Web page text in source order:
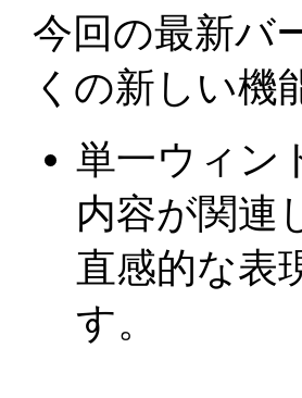
今回の最新バ
くの新しい機
単一ウィン
内容が関連
直感的な表
す。